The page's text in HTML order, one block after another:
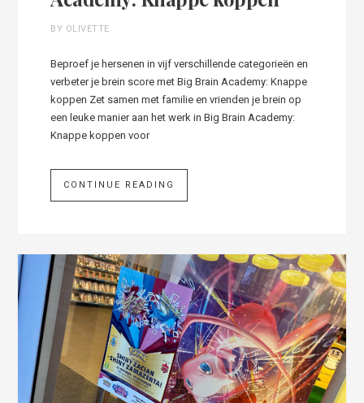
BY OLIVETTE
Beproef je hersenen in vijf verschillende categorieën en
verbeter je brein score met Big Brain Academy: Knappe
koppen Zet samen met familie en vrienden je brein op
een leuke manier aan het werk in Big Brain Academy:
Knappe koppen voor
CONTINUE READING